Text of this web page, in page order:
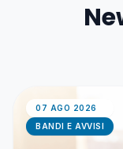
07 AGO 2026
BANDI E AVVISI